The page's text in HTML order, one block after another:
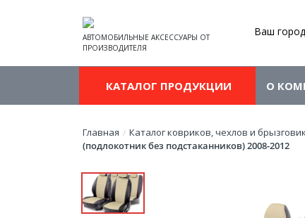
АВТОМОБИЛЬНЫЕ АКСЕССУАРЫ ОТ
ПРОИЗВОДИТЕЛЯ
Ваш
КАТАЛОГ ПРОДУКЦИИ О
Главная / Каталог ковриков, чехлов и
(подлокотник без подстаканников) 2008-2012